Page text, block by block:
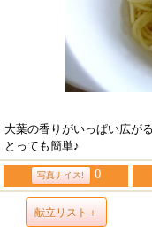
大葉の香りがいっぱい広が
とっても簡単♪
写真ナイス! 0
献立リスト＋